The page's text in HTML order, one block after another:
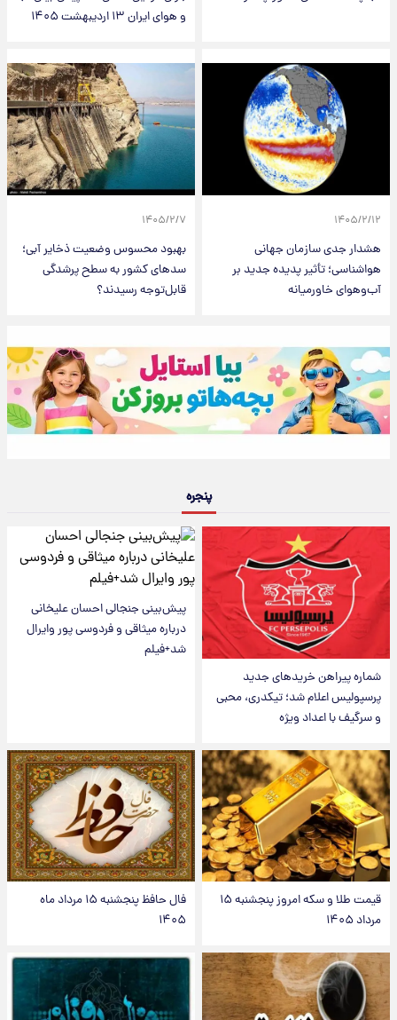
و هوای ایران ۱۳ اردیبهشت ۱۴۰۵
۱۴۰۵/۲/۱۲
هشدار جدی سازمان جهانی
هواشناسی؛ تأثیر پدیده جدید بر
آب‌و‌هوای خاورمیانه
۱۴۰۵/۲/۷
بهبود محسوس وضعیت ذخایر آبی؛
سدهای کشور به سطح پرشدگی
قابل‌توجه رسیدند؟
پنجره
شماره پیراهن خریدهای جدید
پرسپولیس اعلام شد؛ تیکدری، محبی
و سرگیف با اعداد ویژه
پیش‌بینی جنجالی احسان علیخانی
درباره میثاقی و فردوسی پور وایرال
شد+فیلم
قیمت طلا و سکه امروز پنجشنبه ۱۵
مرداد ۱۴۰۵
فال حافظ پنجشنبه ۱۵ مرداد ماه
۱۴۰۵